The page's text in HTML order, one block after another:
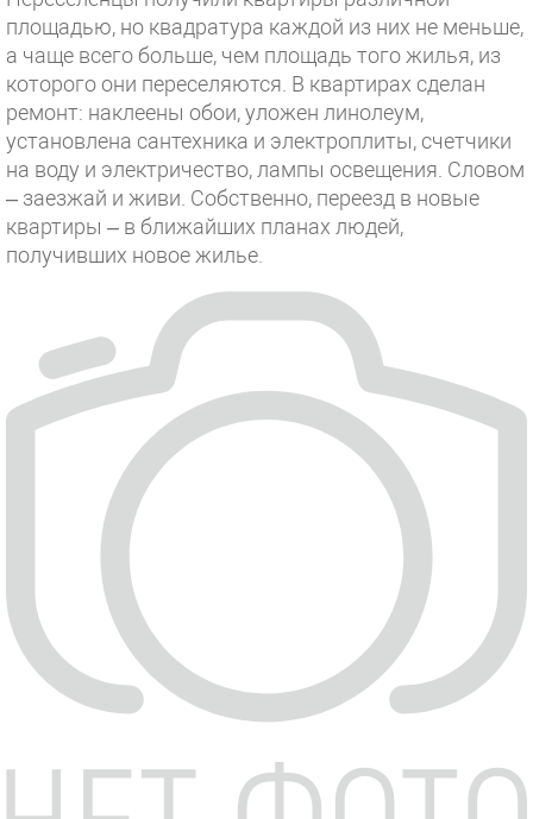
площадью, но квадратура каждой из них не меньше,
а чаще всего больше, чем площадь того жилья, из
которого они переселяются. В квартирах сделан
ремонт: наклеены обои, уложен линолеум,
установлена сантехника и электроплиты, счетчики
на воду и электричество, лампы освещения. Словом
– заезжай и живи. Собственно, переезд в новые
квартиры – в ближайших планах людей,
получивших новое жилье.